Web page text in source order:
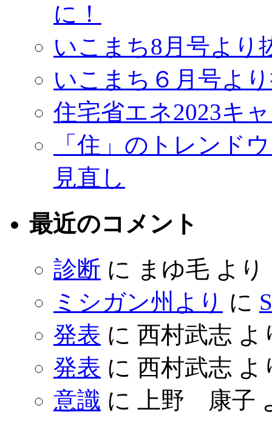
に！
いこまち8月号よ
いこまち６月号よ
住宅省エネ2023キ
「住」のトレンド
見直し
最近のコメント
診断 に まゆ毛 より
ミシガン州より に
発表 に 西村武志 よ
発表 に 西村武志 よ
意識 に 上野 康子